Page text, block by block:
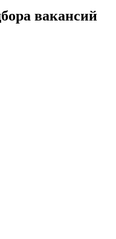
вакансий